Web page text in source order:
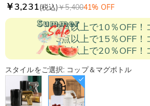
￥3,231(税込)￥5,40041% OFF
2点以上で10％OFF！
3点以上で15％OFF！
5点以上で20％OFF！
スタイルをご選択: コップ＆マグボトル